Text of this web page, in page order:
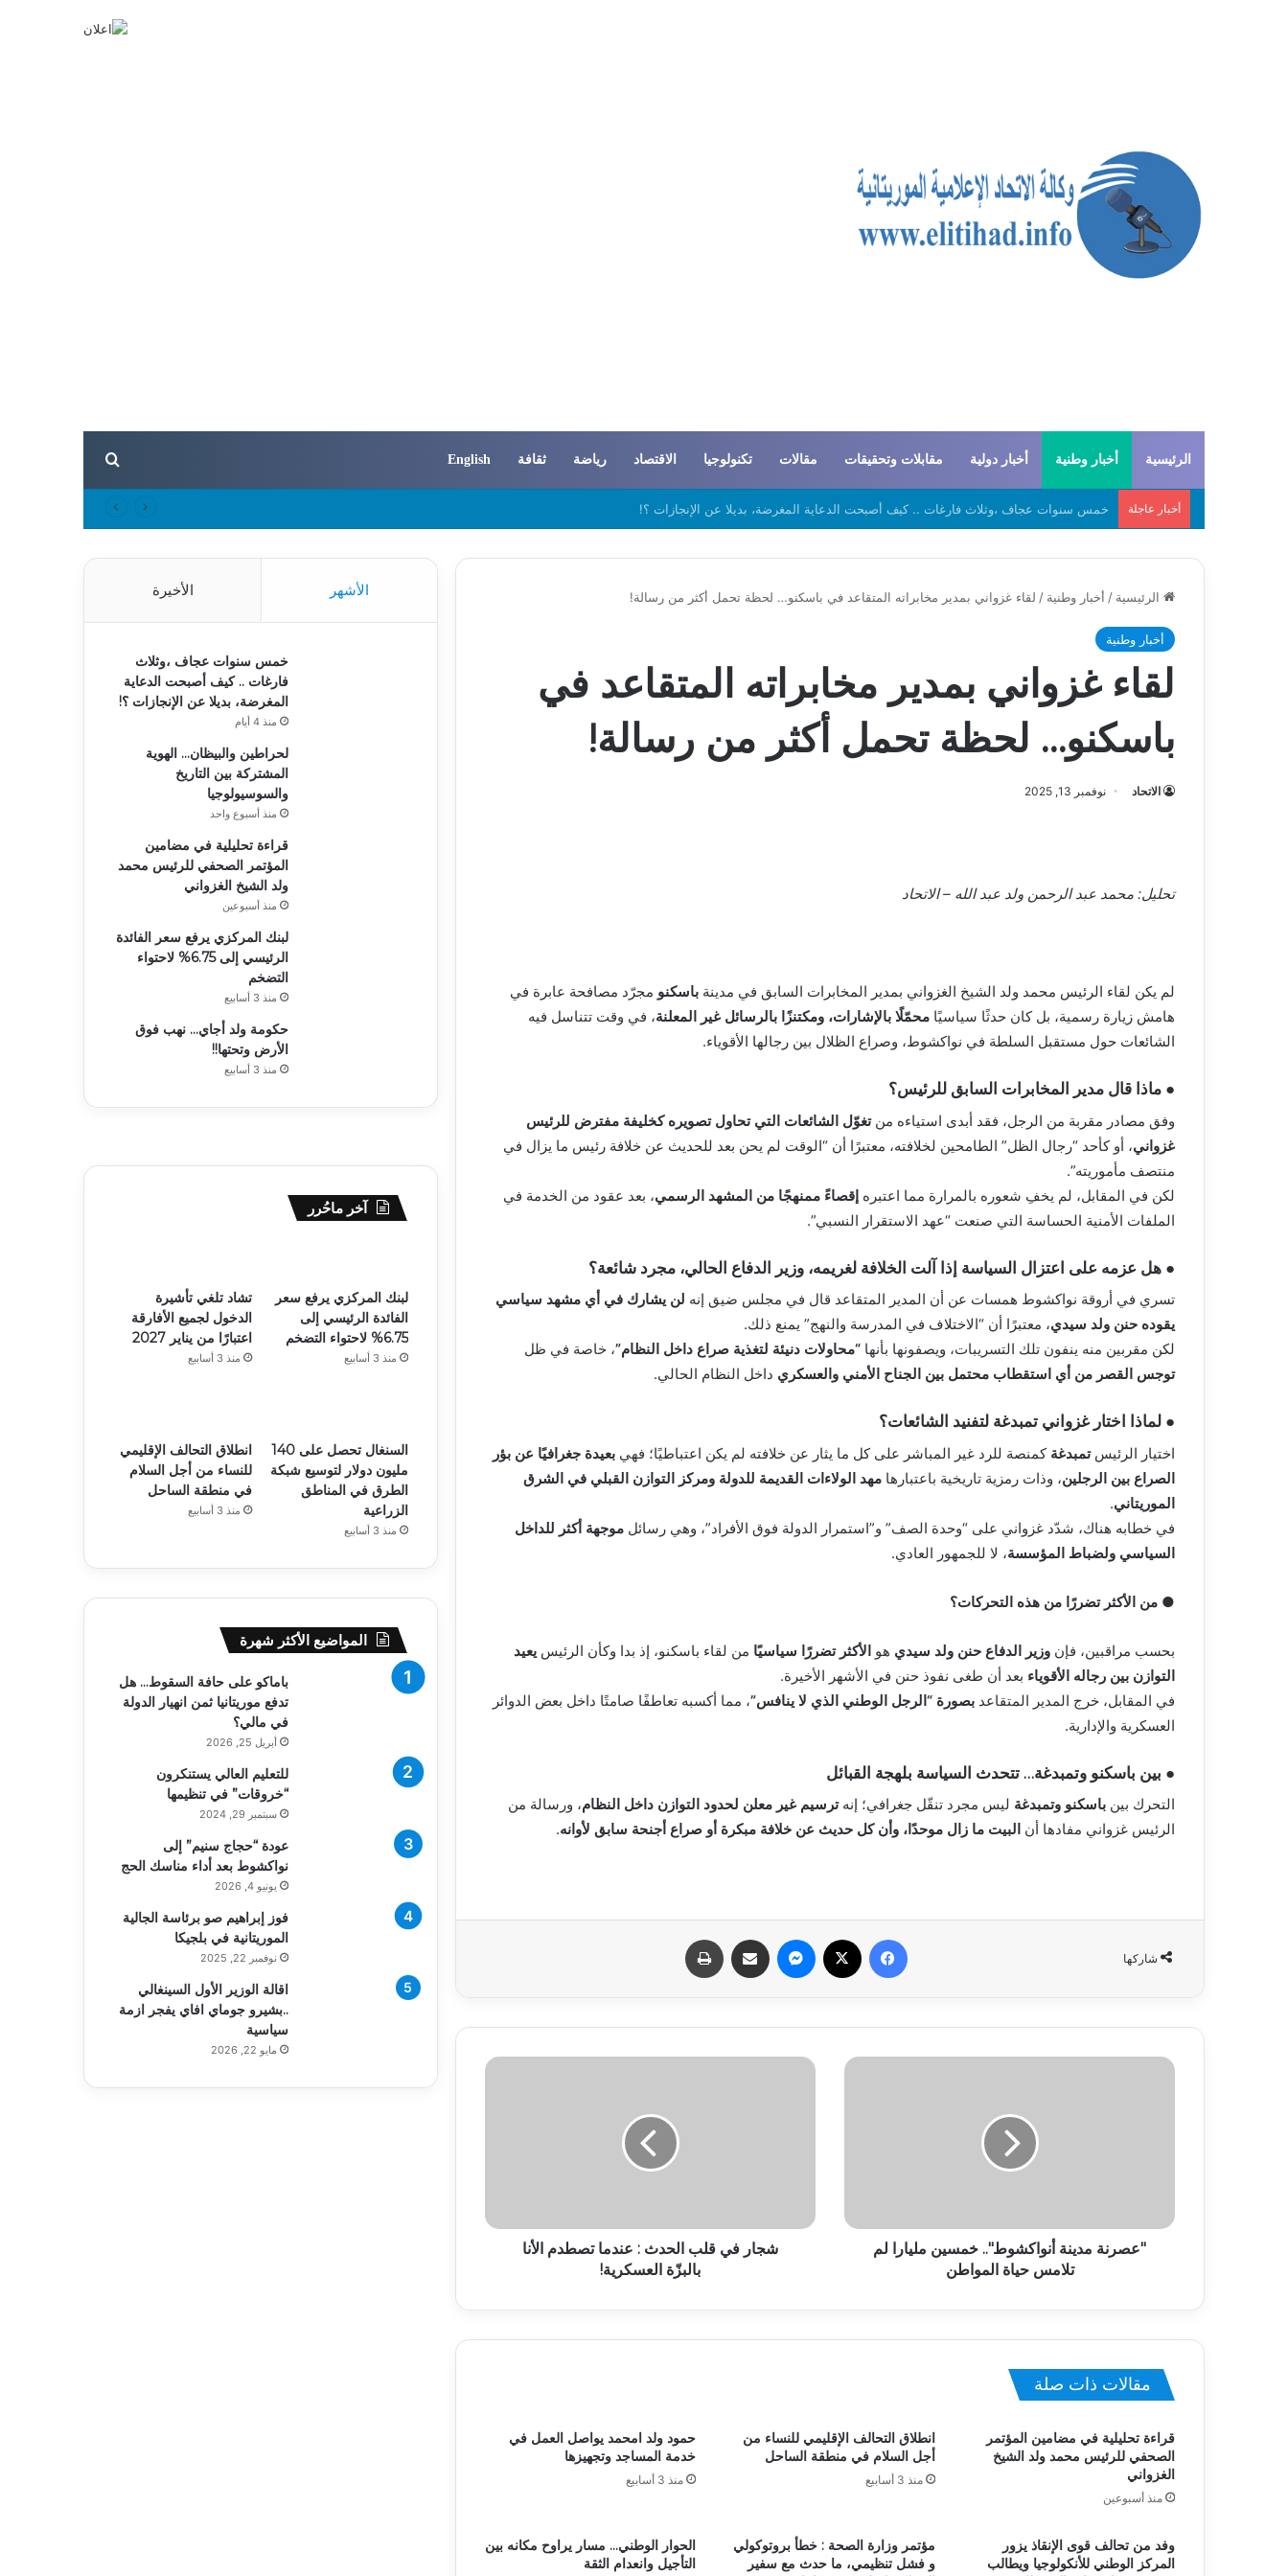
الرئيسية أخبار وطنية أخبار دولية مقابلات وتحقيقات مقالات تكنولوجيا الاقتصاد رياضة ثقافة English بحث عن
أخبار عاجلة لحراطين والبيظان… الهوية المشتركة بين التاريخ والسوسيولوجيا
الرئيسية / أخبار وطنية / لقاء غزواني بمدير مخابراته المتقاعد في باسكنو… لحظة تحمل أكثر من رسالة!
أخبار وطنية
لقاء غزواني بمدير مخابراته المتقاعد في
باسكنو… لحظة تحمل أكثر من رسالة!
الاتحاد نوفمبر 13, 2025
تحليل: محمد عبد الرحمن ولد عبد الله – الاتحاد
لم يكن لقاء الرئيس محمد ولد الشيخ الغزواني بمدير المخابرات السابق في مدينة باسكنو مجرّد مصافحة عابرة في
هامش زيارة رسمية، بل كان حدثًا سياسيًا محمّلًا بالإشارات، ومكتنزًا بالرسائل غير المعلنة، في وقت تتناسل فيه
الشائعات حول مستقبل السلطة في نواكشوط، وصراع الظلال بين رجالها الأقوياء.
● ماذا قال مدير المخابرات السابق للرئيس؟
وفق مصادر مقربة من الرجل، فقد أبدى استياءه منتغوّل الشائعات التي تحاول تصويره كخليفة مفترض للرئيس
غزواني، أو كأحد “رجال الظل” الطامحين لخلافته، معتبرًا أن “الوقت لم يحن بعد للحديث عن خلافة رئيس ما يزال في
منتصف مأموريته”.
لكن في المقابل، لم يخفِ شعوره بالمرارة مما اعتبره إقصاءً ممنهجًا من المشهد الرسمي، بعد عقود من الخدمة في
الملفات الأمنية الحساسة التي صنعت “عهد الاستقرار النسبي”.
● هل عزمه على اعتزال السياسة إذا آلت الخلافة لغريمه، وزير الدفاع الحالي، مجرد شائعة؟
تسري في أروقة نواكشوط همسات عن أن المدير المتقاعد قال في مجلس ضيق إنه لن يشارك في أي مشهد سياسي
يقوده حنن ولد سيدي، معتبرًا أن “الاختلاف في المدرسة والنهج” يمنع ذلك.
لكن مقربين منه ينفون تلك التسريبات، ويصفونها بأنها “محاولات دنيئة لتغذية صراع داخل النظام”، خاصة في ظل
توجس القصر من أي استقطاب محتمل بين الجناح الأمني والعسكري داخل النظام الحالي.
● لماذا اختار غزواني تمبدغة لتفنيد الشائعات؟
اختيار الرئيستمبدغة كمنصة للرد غير المباشر على كل ما يثار عن خلافته لم يكن اعتباطيًا؛ فهي بعيدة جغرافيًا عن بؤر
الصراع بين الرجلين، وذات رمزية تاريخية باعتبارها مهد الولاءات القديمة للدولة ومركز التوازن القبلي في الشرق
الموريتاني.
في خطابه هناك، شدّد غزواني على “وحدة الصف” و”استمرار الدولة فوق الأفراد”، وهي رسائل موجهة أكثر للداخل
السياسي ولضباط المؤسسة، لا للجمهور العادي.
● من الأكثر تضررًا من هذه التحركات؟
بحسب مراقبين، فإن وزير الدفاع حنن ولد سيدي هو الأكثر تضررًا سياسيًا من لقاء باسكنو، إذ بدا وكأن الرئيس يعيد
التوازن بين رجاله الأقوياء بعد أن طغى نفوذ حنن في الأشهر الأخيرة.
في المقابل، خرج المدير المتقاعد بصورة “الرجل الوطني الذي لا ينافس”، مما أكسبه تعاطفًا صامتًا داخل بعض الدوائر
العسكرية والإدارية.
● بين باسكنو وتمبدغة… تتحدث السياسة بلهجة القبائل
التحرك بين باسكنو وتمبدغة ليس مجرد تنقّل جغرافي؛ إنهترسيم غير معلن لحدود التوازن داخل النظام، ورسالة من
الرئيس غزواني مفادها أن البيت ما زال موحدًا، وأن كل حديث عن خلافة مبكرة أو صراع أجنحة سابق لأوانه.
شاركها
فيسبوك ماسنجر مشاركة عبر البريد
"عصرنة مدينة أنواكشوط".. خمسين مليارا لم
تلامس حياة المواطن
شجار في قلب الحدث : عندما تصطدم الأنا
بالبزّة العسكرية!
مقالات ذات صلة
قراءة تحليلية في مضامين المؤتمر
الصحفي للرئيس محمد ولد الشيخ
الغزواني
منذ أسبوعين
انطلاق التحالف الإقليمي للنساء من
أجل السلام في منطقة الساحل
منذ 3 أسابيع
حمود ولد امحمد يواصل العمل في
خدمة المساجد وتجهيزها
منذ 3 أسابيع
وفد من تحالف قوى الإنقاذ يزور
المركز الوطني للأنكولوجيا ويطالب
مؤتمر وزارة الصحة : خطأ بروتوكولي
و فشل تنظيمي، ما حدث مع سفير
الحوار الوطني… مسار يراوح مكانه بين
التأجيل وانعدام الثقة
الأشهر الأخيرة
خمس سنوات عجاف ،وثلاث
فارغات .. كيف أصبحت الدعاية
المغرضة، بديلا عن الإنجازات ؟!
منذ 4 أيام
لحراطين والبيظان… الهوية
المشتركة بين التاريخ
والسوسيولوجيا
منذ أسبوع واحد
قراءة تحليلية في مضامين
المؤتمر الصحفي للرئيس محمد
ولد الشيخ الغزواني
منذ أسبوعين
لبنك المركزي يرفع سعر الفائدة
الرئيسي إلى 6.75% لاحتواء
التضخم
منذ 3 أسابيع
حكومة ولد أجاي… نهب فوق
الأرض وتحتها!!
منذ 3 أسابيع
آخر ماحُرر
لبنك المركزي يرفع سعر
الفائدة الرئيسي إلى
6.75% لاحتواء التضخم
منذ 3 أسابيع
تشاد تلغي تأشيرة
الدخول لجميع الأفارقة
اعتبارًا من يناير 2027
منذ 3 أسابيع
السنغال تحصل على 140
مليون دولار لتوسيع شبكة
الطرق في المناطق
الزراعية
منذ 3 أسابيع
انطلاق التحالف الإقليمي
للنساء من أجل السلام
في منطقة الساحل
منذ 3 أسابيع
المواضيع الأكثر شهرة
باماكو على حافة السقوط… هل
تدفع موريتانيا ثمن انهيار الدولة
في مالي؟
أبريل 25, 2026
للتعليم العالي يستنكرون
“خروقات” في تنظيمها
سبتمبر 29, 2024
عودة “حجاج سنيم” إلى
نواكشوط بعد أداء مناسك الحج
يونيو 4, 2026
فوز إبراهيم صو برئاسة الجالية
الموريتانية في بلجيكا
نوفمبر 22, 2025
اقالة الوزير الأول السينغالي
..بشيرو جوماي افاي يفجر ازمة
سياسية
مايو 22, 2026